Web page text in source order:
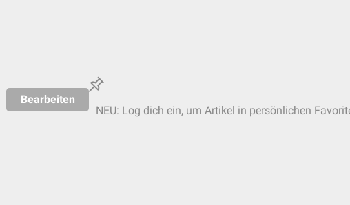
Bearbeiten
NEU: Log dich ein, um Artikel in persönlichen